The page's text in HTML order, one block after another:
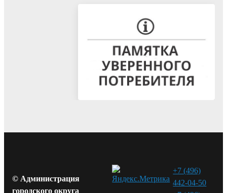
© Администрация
городского округа
+7 (496)
442-04-50